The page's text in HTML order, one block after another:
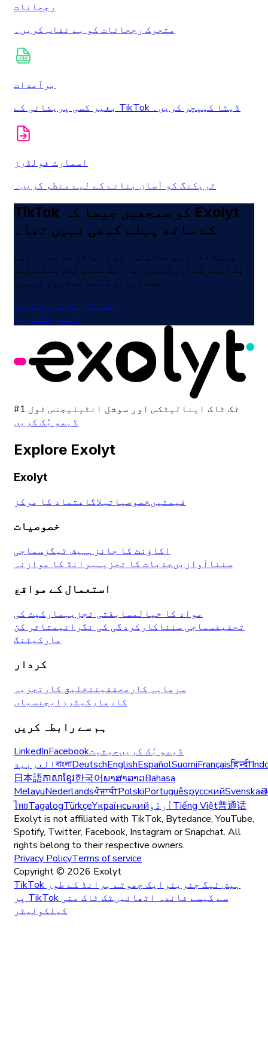
رجحانات
متحرک رجحانات کو بے نقاب کریں۔
برآمدات
بغیر کسی پریشانی کے TikTok ڈیٹا کیپچر کریں۔
اسمارٹ فولڈرز
ٹریکنگ کو آسان بنانے کے لیے منظم کریں۔
TikTok کو سمجھیں جیسا کہ Exolyt
کے ساتھ پہلے کبھی نہیں تھا۔
پلیٹ فارم کی صلاحیتوں کو دریافت کرنے کے لیے
ایک ڈیمو شیڈول کریں، یا ایک عمیق تجربے کے لیے
مفت ٹرائل کے ساتھ شروع کریں۔
مفت ٹرائل شروع کریں
ڈیمو بُک کریں
#1 ٹک ٹاک اینالیٹکس اور سوشل انٹیلیجنس ٹول
ڈیمو بُک کریں
Explore Exolyt
Exolyt
قیمتیںخصوصیاتبلاگاعتماد کا مرکز
خصوصیات
اکاؤنٹ کا جائزہہیش ٹیگز سماجی
سننا آوازیںجذبات کا تجزیہبرانڈ کا موازنہ
استعمال کے مواقع
مواد کا خیالمسابقتی تجزیہمارکیٹ کی
تحقیقسماجی سننا کارکردگی کی نگرانیمتاثر کن
مارکیٹنگ
کردار
سرمایہ کار محققینتخلیق کار تجزیہ
کار مارکیٹرز ایجنسیاں
ہم سے رابطہ کریں
LinkedInFacebook ڈیمو بُک کریںحیثیت
العربيةবাংলাDeutschEnglishEspañolSuomiFrançaisहिन्दी
日本語ភាសាខ្មែរ한국어ພາສາລາວBahasa
MelayuNederlandsਪੰਜਾਬੀPolskiPortuguêsрусскийSvenska
ไทยTagalogTürkçeYкраїнськийاُردُوTiếng Việt普通话
Exolyt is not affiliated with TikTok, Bytedance, YouTube,
Spotify, Twitter, Facebook, Instagram or Snapchat. All
rights belong to their respective owners.
Privacy PolicyTerms of service
Copyright © 2026 Exolyt
TikTok ہیش ٹیگ جنریٹر ایک چھوٹے برانڈ کے طور
پر TikTok سے کیسے فائدہ اٹھائیںٹک ٹاک منی
کیلکولیٹر